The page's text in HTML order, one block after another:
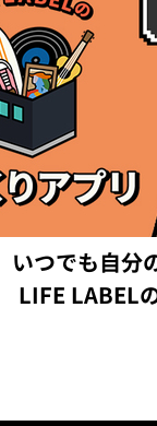
いつでも自分
LIFE LABEL